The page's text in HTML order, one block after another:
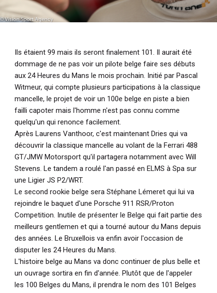
Ils étaient 99 mais ils seront finalement 101. Il aurait été
dommage de ne pas voir un pilote belge faire ses débuts
aux 24 Heures du Mans le mois prochain. Initié par Pascal
Witmeur, qui compte plusieurs participations à la classique
mancelle, le projet de voir un 100e belge en piste a bien
failli capoter mais l'homme n'est pas connu comme
quelqu'un qui renonce facilement.
Après Laurens Vanthoor, c'est maintenant Dries qui va
découvrir la classique mancelle au volant de la Ferrari 488
GT/JMW Motorsport qu'il partagera notamment avec Will
Stevens. Le tandem a roulé l'an passé en ELMS à Spa sur
une Ligier JS P2/WRT.
Le second rookie belge sera Stéphane Lémeret qui lui va
rejoindre le baquet d'une Porsche 911 RSR/Proton
Competition. Inutile de présenter le Belge qui fait partie des
meilleurs gentlemen et qui a tourné autour du Mans depuis
des années. Le Bruxellois va enfin avoir l'occasion de
disputer les 24 Heures du Mans.
L'histoire belge au Mans va donc continuer de plus belle et
un ouvrage sortira en fin d'année. Plutôt que de l'appeler
les 100 Belges du Mans, il prendra le nom des 101 Belges